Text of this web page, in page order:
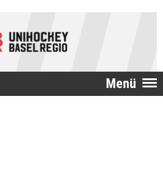
Menü